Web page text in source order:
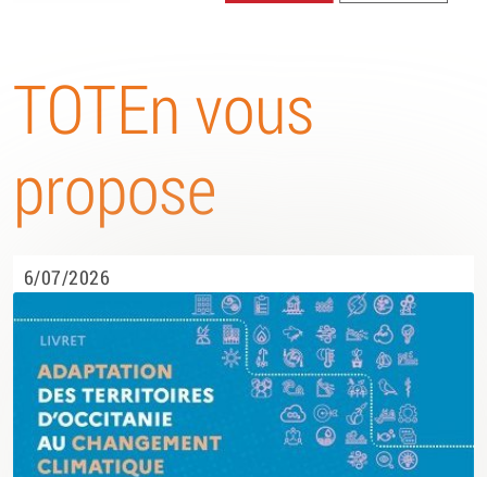
TOTEn vous
propose
6/07/2026